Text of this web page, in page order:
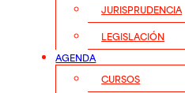
JURISPRUDENCIA
LEGISLACIÓN
AGENDA
CURSOS